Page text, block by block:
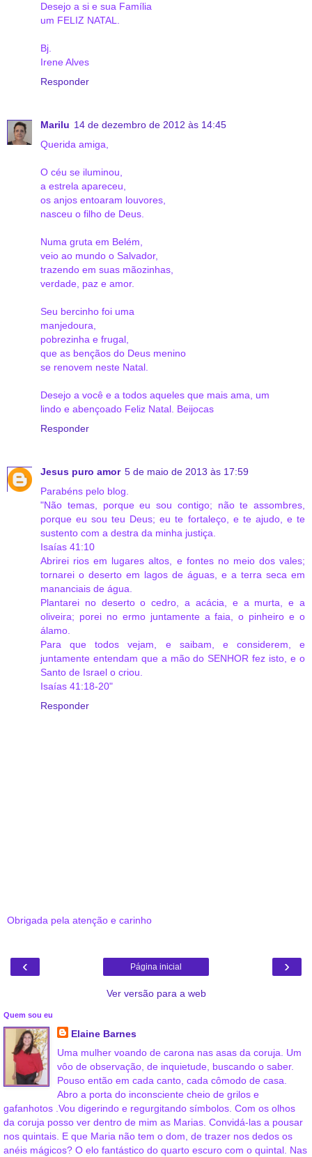
Desejo a si e sua Família
um FELIZ NATAL.
Bj.
Irene Alves
Responder
Marilu 14 de dezembro de 2012 às 14:45
Querida amiga,
O céu se iluminou,
a estrela apareceu,
os anjos entoaram louvores,
nasceu o filho de Deus.
Numa gruta em Belém,
veio ao mundo o Salvador,
trazendo em suas mãozinhas,
verdade, paz e amor.
Seu bercinho foi uma
manjedoura,
pobrezinha e frugal,
que as bençãos do Deus menino
se renovem neste Natal.
Desejo a você e a todos aqueles que mais ama, um
lindo e abençoado Feliz Natal. Beijocas
Responder
Jesus puro amor 5 de maio de 2013 às 17:59
Parabéns pelo blog.
"Não temas, porque eu sou contigo; não te assombres,
porque eu sou teu Deus; eu te fortaleço, e te ajudo, e te
sustento com a destra da minha justiça.
Isaías 41:10
Abrirei rios em lugares altos, e fontes no meio dos vales;
tornarei o deserto em lagos de águas, e a terra seca em
mananciais de água.
Plantarei no deserto o cedro, a acácia, e a murta, e a
oliveira; porei no ermo juntamente a faia, o pinheiro e o
álamo.
Para que todos vejam, e saibam, e considerem, e
juntamente entendam que a mão do SENHOR fez isto, e o
Santo de Israel o criou.
Isaías 41:18-20"
Responder
Obrigada pela atenção e carinho
‹ ›
Página inicial
Ver versão para a web
Quem sou eu
Elaine Barnes
Uma mulher voando de carona nas asas da coruja. Um
vôo de observação, de inquietude, buscando o saber.
Pouso então em cada canto, cada cômodo de casa.
Abro a porta do inconsciente cheio de grilos e
gafanhotos .Vou digerindo e regurgitando símbolos. Com os olhos
da coruja posso ver dentro de mim as Marias. Convidá-las a pousar
nos quintais. E que Maria não tem o dom, de trazer nos dedos os
anéis mágicos? O elo fantástico do quarto escuro com o quintal. Nas